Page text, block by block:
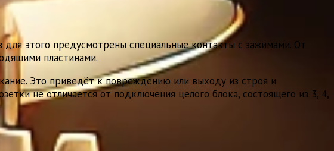
для этого предусмотрены специальные контакты с зажимами. От
пластинами.
Это приведёт к повреждению или выходу из строя и
не отличается от подключения целого блока, состоящего из 3, 4,